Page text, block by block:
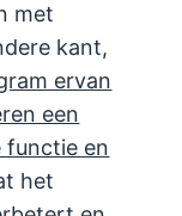
met
kant,
ervan
een
functie en
het